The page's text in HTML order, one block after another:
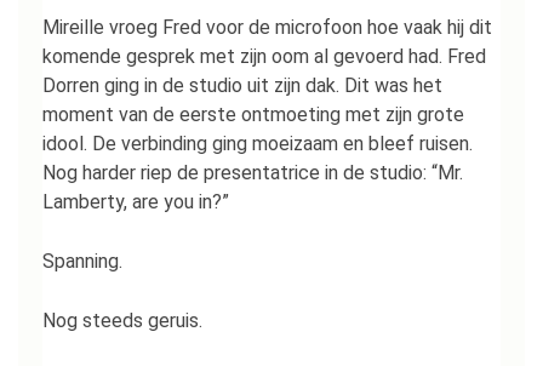
Mireille vroeg Fred voor de microfoon hoe vaak hij dit
komende gesprek met zijn oom al gevoerd had. Fred
Dorren ging in de studio uit zijn dak. Dit was het
moment van de eerste ontmoeting met zijn grote
idool. De verbinding ging moeizaam en bleef ruisen.
Nog harder riep de presentatrice in de studio: “Mr.
Lamberty, are you in?”
Spanning.
Nog steeds geruis.